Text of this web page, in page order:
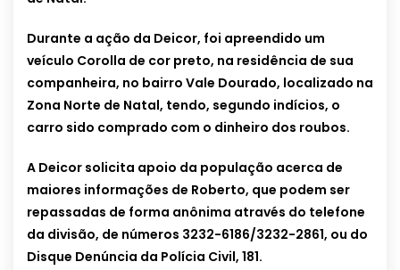
Durante a ação da Deicor, foi apreendido um
veículo Corolla de cor preto, na residência de sua
companheira, no bairro Vale Dourado, localizado na
Zona Norte de Natal, tendo, segundo indícios, o
carro sido comprado com o dinheiro dos roubos.
A Deicor solicita apoio da população acerca de
maiores informações de Roberto, que podem ser
repassadas de forma anônima através do telefone
da divisão, de números 3232-6186/3232-2861, ou do
Disque Denúncia da Polícia Civil, 181.